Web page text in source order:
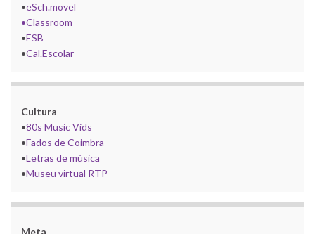
•eSch.movel
•Classroom
•ESB
•Cal.Escolar
Cultura
•80s Music Vids
•Fados de Coimbra
•Letras de música
•Museu virtual RTP